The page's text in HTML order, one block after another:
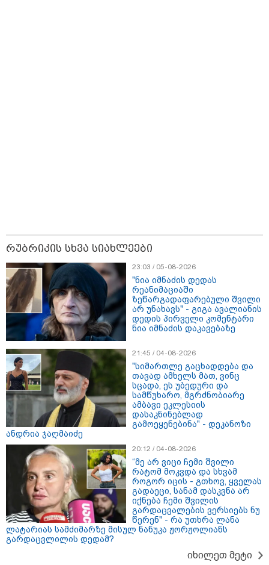
ქუთაისში "ავტო გალერის"
გაიხსნა
14:09 / 06-08-2026
დამტკიცდა საგზაო
სტრატეგია, რომელიც საგზაო
შემთხვევების შედეგად
დაშავებულთა და დაღუპულთა
რაოდენობის 25%-ით
შემცირებას ითვალისწინებს -
რას მოიცავს ის?
12:54 / 06-08-2026
ტრაგედია ხობში - მდინარე
დაიხრჩო
12:28 / 06-08-2026
"თუ ელექტროენერგიის მსგავსი
გათიშვა გარდაუვალი იყო,
რატომ არ გააფრთხილეს
რუბრიკის სხვა სიახლეები
23:03 / 05-08-2026
"ნია იმნაძის დედას
რეანიმაციაში
ზეწარგადაფარებული შვილი
არ უნახავს" - გიგა ავალიანის
დედის პირველი კომენტარი
ნია იმნაძის დაკავებაზე
21:45 / 04-08-2026
"სიმართლე გაცხადდება და
თავად ამხელს მათ, ვინც
სცადა, ეს უბედური და
სამწუხარო, მგრძნობიარე
ამბავი ეკლესიის
დასაკნინებლად
გამოეყენებინა" - დეკანოზი
ანდრია ჯაღმაიძე
20:12 / 04-08-2026
“მე არ ვიცი ჩემი შვილი
რატომ მოკვდა და სხვამ
როგორ იცის - გთხოვ, ყველას
გადაეცი, სანამ დასკვნა არ
იქნება ჩემი შვილის
გარდაცვალების ვერსიებს ნუ
წერენ" - რა უთხრა ლანა
ლატარიას სამძიმარზე მისულ ნანუკა ჟორჟოლიანს
გარდაცვლილის დედამ?
იხილეთ მეტი